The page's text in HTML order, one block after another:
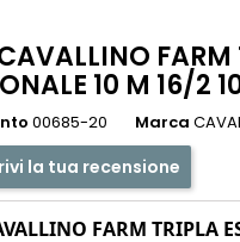
FARM
10 M 16/2
00685-20 Marca
la tua recensione
FARM TRIPLA